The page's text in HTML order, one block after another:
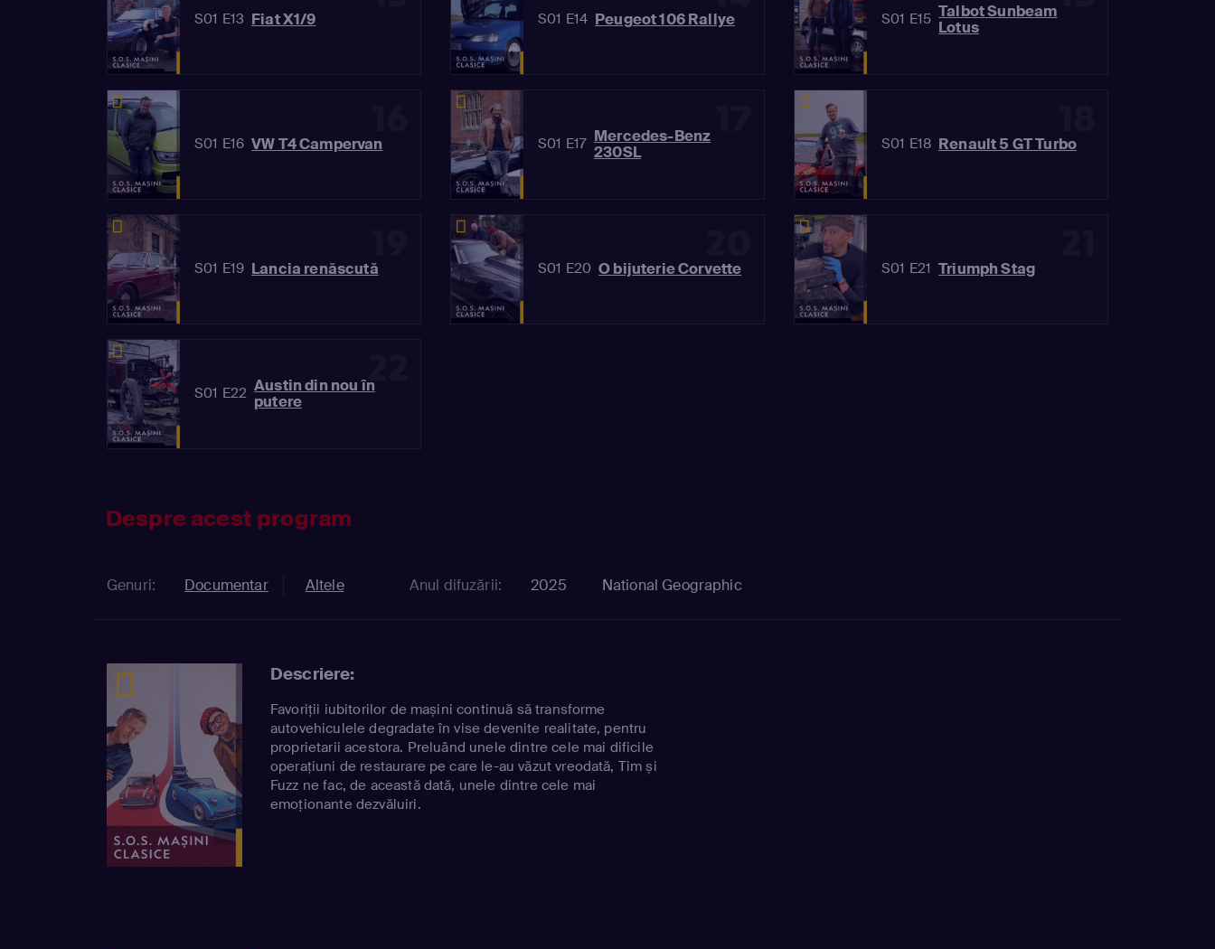
S01 E13 Fiat X1/9 S01 E14 Peugeot 106 Rallye S01 E15 Talbot Sunbeam
Lotus
S01 E16 VW T4 Campervan S01 E17 Mercedes-Benz
230SL
S01 E18 Renault 5 GT Turbo
S01 E19 Lancia renăscută S01 E20 O bijuterie Corvette S01 E21 Triumph Stag
22
S01 E22 Austin din nou în
putere
Despre acest program
Genuri: Documentar Altele Anul difuzării: 2025 National Geographic
Descriere:
Favoriții iubitorilor de mașini continuă să transforme
autovehiculele degradate în vise devenite realitate, pentru
proprietarii acestora. Preluând unele dintre cele mai dificile
operațiuni de restaurare pe care le-au văzut vreodată, Tim și
Fuzz ne fac, de această dată, unele dintre cele mai
emoționante dezvăluiri.